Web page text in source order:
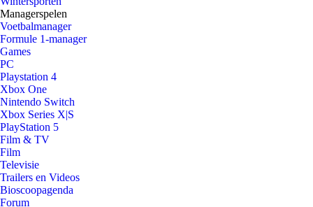
Managerspelen
Voetbalmanager
Formule 1-manager
Games
PC
Playstation 4
Xbox One
Nintendo Switch
Xbox Series X|S
PlayStation 5
Film & TV
Film
Televisie
Trailers en Videos
Bioscoopagenda
Forum